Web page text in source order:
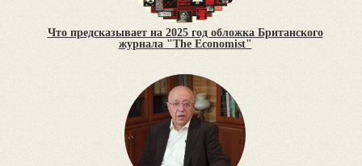
Что предсказывает на 2025 год обложка Британского
журнала "The Economist"